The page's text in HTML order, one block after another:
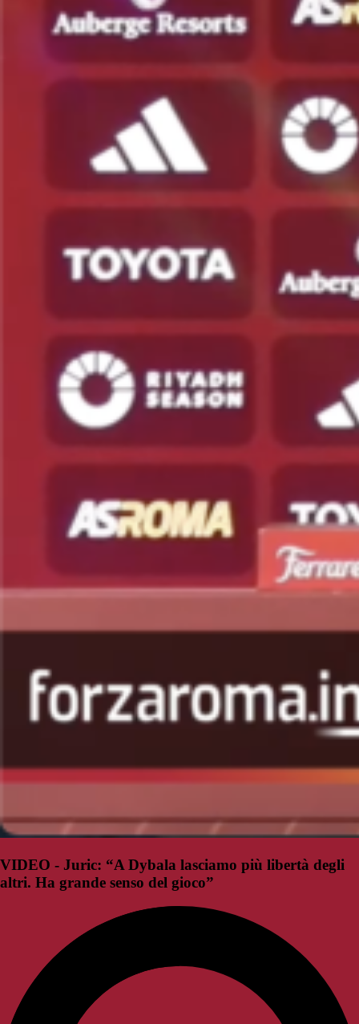
VIDEO - Juric: “A Dybala lasciamo più libertà degli
altri. Ha grande senso del gioco”